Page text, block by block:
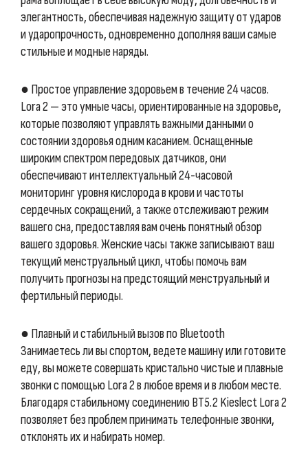
элегантность, обеспечивая надежную защиту от ударов
и ударопрочность, одновременно дополняя ваши самые
стильные и модные наряды.
● Простое управление здоровьем в течение 24 часов.
Lora 2 — это умные часы, ориентированные на здоровье,
которые позволяют управлять важными данными о
состоянии здоровья одним касанием. Оснащенные
широким спектром передовых датчиков, они
обеспечивают интеллектуальный 24-часовой
мониторинг уровня кислорода в крови и частоты
сердечных сокращений, а также отслеживают режим
вашего сна, предоставляя вам очень понятный обзор
вашего здоровья. Женские часы также записывают ваш
текущий менструальный цикл, чтобы помочь вам
получить прогнозы на предстоящий менструальный и
фертильный периоды.
● Плавный и стабильный вызов по Bluetooth
Занимаетесь ли вы спортом, ведете машину или готовите
еду, вы можете совершать кристально чистые и плавные
звонки с помощью Lora 2 в любое время и в любом месте.
Благодаря стабильному соединению BT5.2 Kieslect Lora 2
позволяет без проблем принимать телефонные звонки,
отклонять их и набирать номер.